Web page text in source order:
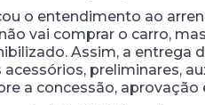
o entendimento ao
vai comprar o carro,
Assim, a
preliminares,
a concessão, aprovação